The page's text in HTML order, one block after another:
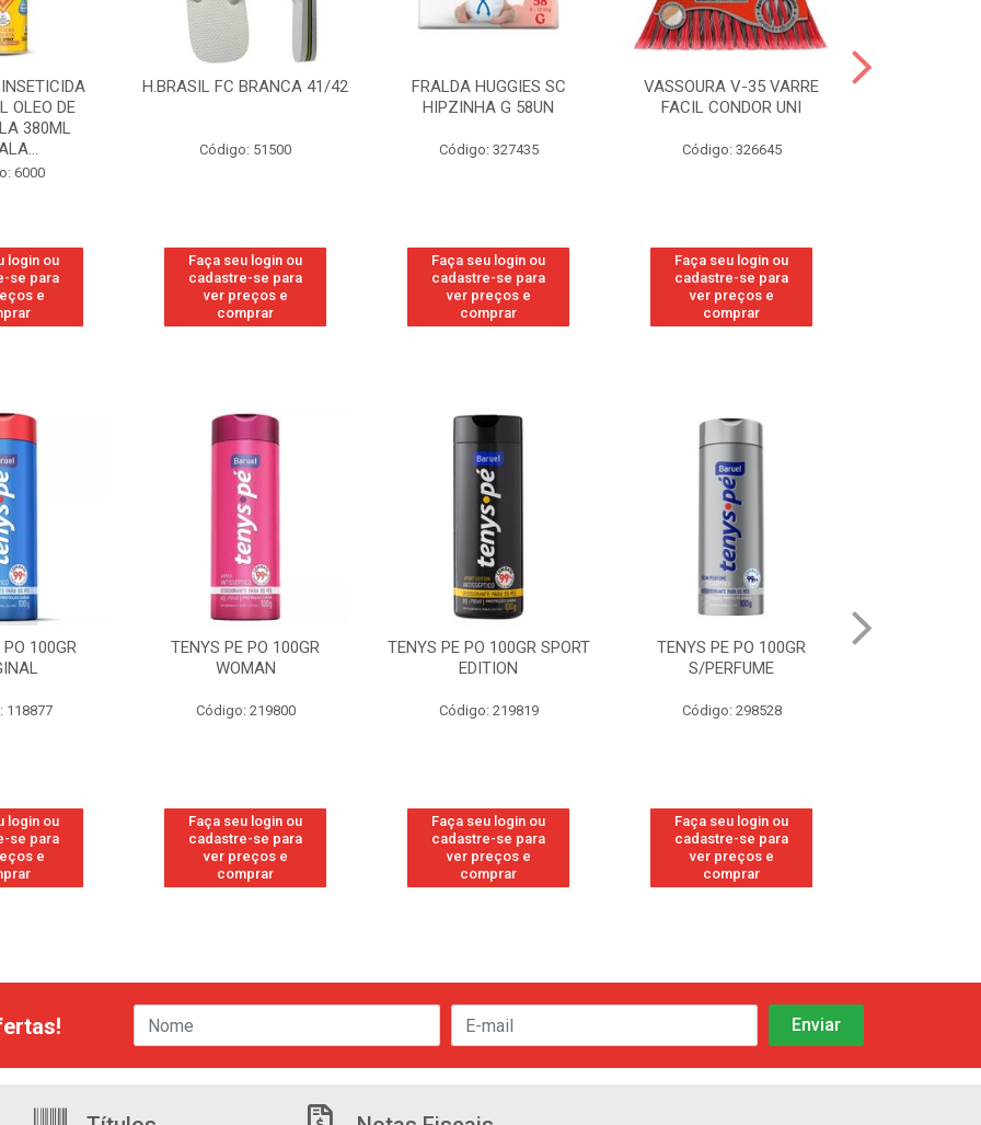
OLEO DE
380ML
6000
login ou
se para
e
H.BRASIL FC BRANCA 41/42
Código: 51500
Faça seu login ou
cadastre-se para
ver preços e
comprar
FRALDA HUGGIES SC
HIPZINHA G 58UN
Código: 327435
Faça seu login ou
cadastre-se para
ver preços e
comprar
VASSOURA V-35 VARRE
FACIL CONDOR UNI
Código: 326645
Faça seu login ou
cadastre-se para
ver preços e
comprar
100GR
118877
login ou
se para
e
TENYS PE PO 100GR
WOMAN
Código: 219800
Faça seu login ou
cadastre-se para
ver preços e
comprar
TENYS PE PO 100GR SPORT
EDITION
Código: 219819
Faça seu login ou
cadastre-se para
ver preços e
comprar
TENYS PE PO 100GR
S/PERFUME
Código: 298528
Faça seu login ou
cadastre-se para
ver preços e
comprar